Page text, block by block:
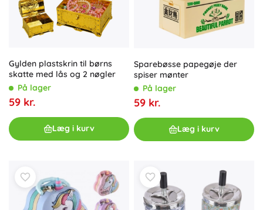
Gylden plastskrin til børns
skatte med lås og 2 nøgler
På lager
59 kr.
Læg i kurv
Sparebøsse papegøje der
spiser mønter
På lager
59 kr.
Læg i kurv